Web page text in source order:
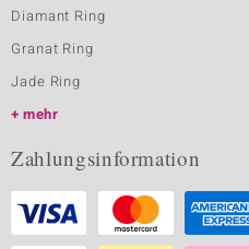
Diamant Ring
Granat Ring
Jade Ring
mehr
Zahlungsinformation